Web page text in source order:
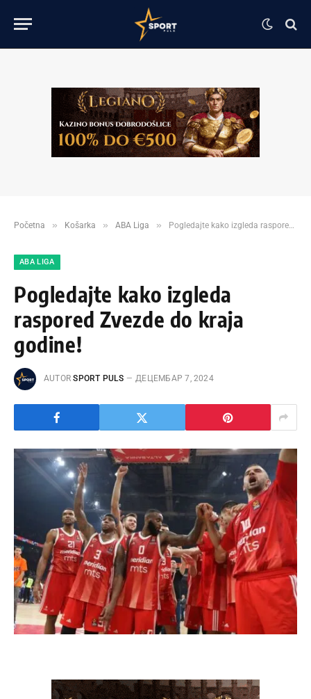
Početna » Košarka » ABA Liga » Pogledajte kako izgleda raspored Zvezde do kraja godine!
ABA LIGA
Pogledajte kako izgleda
raspored Zvezde do kraja
godine!
AUTOR SPORT PULS ДЕЦЕМБАР 7, 2024